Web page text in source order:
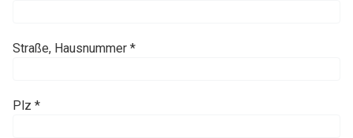
Straße, Hausnummer *
Plz *